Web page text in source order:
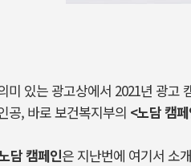
미 있는 광고상에서 2021년 광
공, 바로 보건복지부의 <노담 캠
담 캠페인은 지난번에 여기서 소